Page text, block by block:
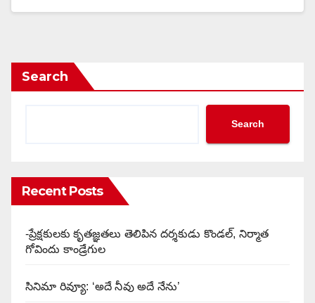
Search
Search
Recent Posts
-ప్రేక్షకులకు కృతజ్ఞతలు తెలిపిన దర్శకుడు కొండల్, నిర్మాత
గోవిందు కాండ్రేగుల
సినిమా రివ్యూ: ‘అదే నీవు అదే నేను’